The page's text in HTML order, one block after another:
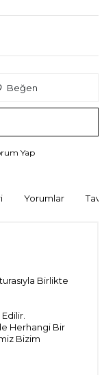
Beğen
Yap
Yorumlar
Birlikte
Herhangi Bir
Bizim